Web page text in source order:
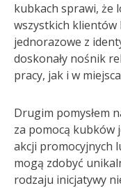
kubkach sprawi, że
wszystkich klientów
jednorazowe z
doskonały nośnik
pracy, jak i w
Drugim pomysłem
za pomocą kubków
akcji promocyjnych
mogą zdobyć
rodzaju inicjatywy